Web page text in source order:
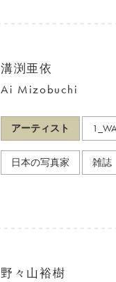
溝渕亜依
Ai Mizobuchi
アーティスト
日本の写真家 雑誌
野々山裕樹